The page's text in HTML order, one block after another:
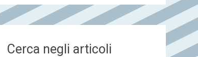
Cerca negli articoli